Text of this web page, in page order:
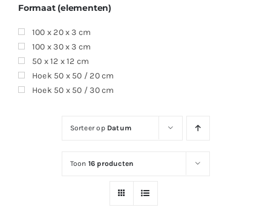
Sorteer op Datum
Toon 16 producten
Formaat (elementen)
100 x 20 x 3 cm
100 x 30 x 3 cm
50 x 12 x 12 cm
Hoek 50 x 50 / 20 cm
Hoek 50 x 50 / 30 cm